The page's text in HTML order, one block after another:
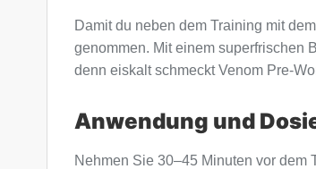
Damit du neben dem Training mit
genommen. Mit einem superfrischen
denn eiskalt schmeckt Venom Pre-
Anwendung und
Nehmen Sie 30–45 Minuten vor dem